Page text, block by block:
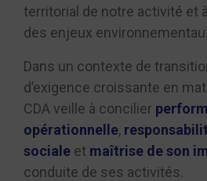
territorial de notre activité et
des enjeux
Dans un contexte de
d’exigence croissante en
CDA veille à concilier
opérationnelle,
sociale et maîtrise de son
conduite de ses activités.